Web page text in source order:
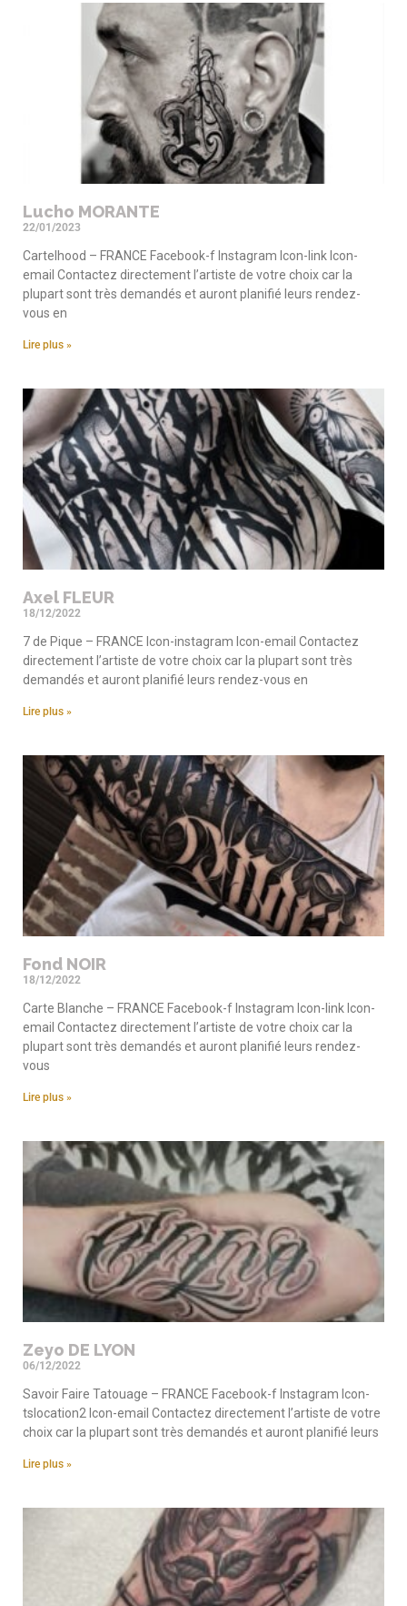
Lucho MORANTE
22/01/2023
Cartelhood – FRANCE Facebook-f Instagram Icon-link Icon-
email Contactez directement l’artiste de votre choix car la
plupart sont très demandés et auront planifié leurs rendez-
vous en
Lire plus »
Axel FLEUR
18/12/2022
7 de Pique – FRANCE Icon-instagram Icon-email Contactez
directement l’artiste de votre choix car la plupart sont très
demandés et auront planifié leurs rendez-vous en
Lire plus »
Fond NOIR
18/12/2022
Carte Blanche – FRANCE Facebook-f Instagram Icon-link Icon-
email Contactez directement l’artiste de votre choix car la
plupart sont très demandés et auront planifié leurs rendez-
vous
Lire plus »
Zeyo DE LYON
06/12/2022
Savoir Faire Tatouage – FRANCE Facebook-f Instagram Icon-
tslocation2 Icon-email Contactez directement l’artiste de votre
choix car la plupart sont très demandés et auront planifié leurs
Lire plus »